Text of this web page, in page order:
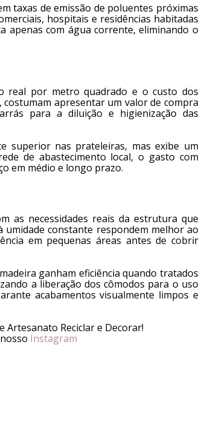
taxas de emissão de poluentes próximas
hospitais e residências habitadas
apenas com água corrente, eliminando o
real por metro quadrado e o custo dos
apresentar um valor de compra
para a diluição e higienização das
superior nas prateleiras, mas exibe um
de abastecimento local, o gasto com
em médio e longo prazo.
as necessidades reais da estrutura que
constante respondem melhor ao
em pequenas áreas antes de cobrir
ganham eficiência quando tratados
a liberação dos cômodos para o uso
acabamentos visualmente limpos e
Artesanato Reciclar e Decorar!
Instagram